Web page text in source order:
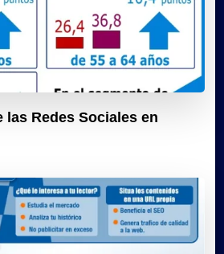
las Redes Sociales en